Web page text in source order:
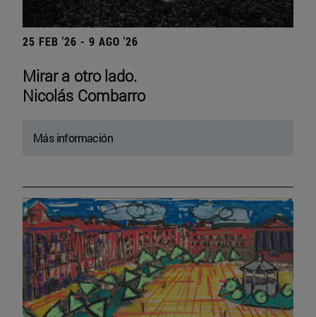
25 FEB '26 - 9 AGO '26
Mirar a otro lado.
Nicolás Combarro
Más información